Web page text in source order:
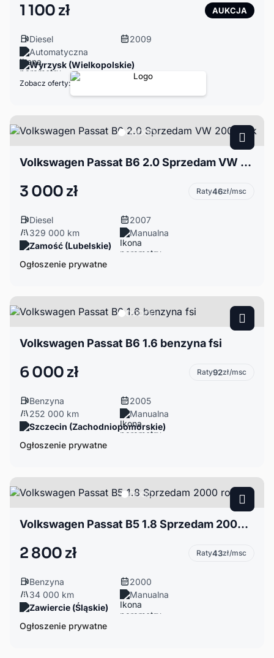
1 100 zł AUKCJA
Diesel
2009
Automatyczna
Wyrzysk (Wielkopolskie)
Zobacz oferty:
Volkswagen Passat B6 2.0 Sprzedam VW 2007 rok
3 000 zł Raty46zł/msc
Diesel
2007
329 000 km
Manualna
Zamość (Lubelskie)
Ogłoszenie prywatne
Volkswagen Passat B6 1.6 benzyna fsi
6 000 zł Raty92zł/msc
Benzyna
2005
252 000 km
Manualna
Szczecin (Zachodniopomorskie)
Ogłoszenie prywatne
Volkswagen Passat B5 1.8 Sprzedam 2000 rok
2 800 zł Raty43zł/msc
Benzyna
2000
34 000 km
Manualna
Zawiercie (Śląskie)
Ogłoszenie prywatne